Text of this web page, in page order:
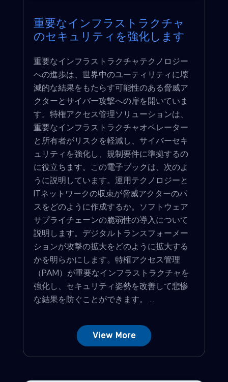
重要なインフラストラクチャ
のセキュリティを強化します
重要なインフラストラクチャテクノロジー
への進歩は、世界中のユーティリティに壊
滅的な結果をもたらす可能性のある脅威ア
クターとサイバー攻撃への扉を開いていま
す。特権アクセス管理ソリューションは、
重要なインフラストラクチャオペレーター
と所有者がリスクを軽減し、サイバーセキ
ュリティを強化し、規制要件に準拠するの
に役立ちます。この電子ブックは、次のよ
うに説明しています。運用テクノロジーと
ITネットワークの収束が脅威アクターのパ
スをどのように作成するか。ソフトウェア
サプライチェーンの脆弱性の導入について
説明します。デジタルトランスフォーメー
ションが攻撃の拡大をどのように拡大する
かを明らかにします。特権アクセス管理
（PAM）が重要なインフラストラクチャを
強化し、セキュリティ姿勢を改善して悲惨
な結果を防ぐことができます。 ...
View More